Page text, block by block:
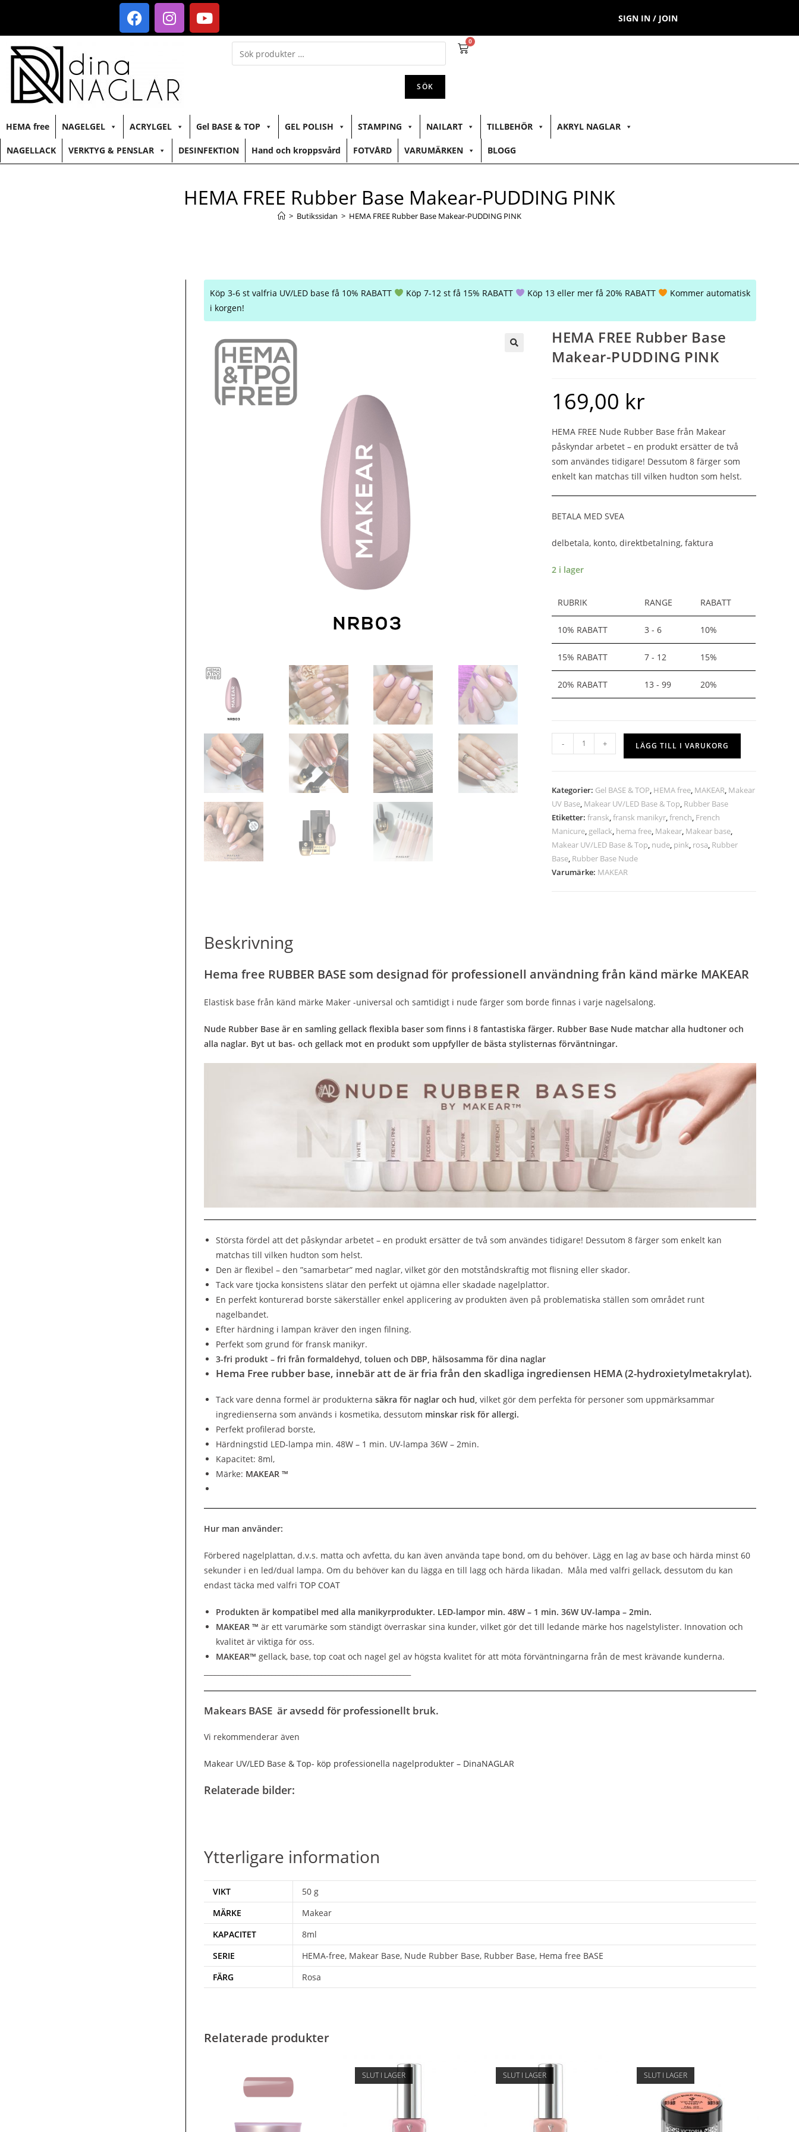
SIGN IN / JOIN
SÖK
0
HEMA free NAGELGEL ACRYLGEL Gel BASE & TOP GEL POLISH STAMPING NAILART TILLBEHÖR AKRYL NAGLAR
NAGELLACK VERKTYG & PENSLAR DESINFEKTION Hand och kroppsvård FOTVÅRD VARUMÄRKEN BLOGG
HEMA FREE Rubber Base Makear-PUDDING PINK
> Butikssidan > HEMA FREE Rubber Base Makear-PUDDING PINK
Köp 3-6 st valfria UV/LED base få 10% RABATT Köp 7-12 st få 15% RABATT Köp 13 eller mer få 20% RABATT
Kommer automatisk
i korgen!
HEMA FREE Rubber Base
Makear-PUDDING PINK
169,00 kr
HEMA FREE Nude Rubber Base från Makear
påskyndar arbetet – en produkt ersätter de två
som användes tidigare! Dessutom 8 färger som
enkelt kan matchas till vilken hudton som helst.
BETALA MED SVEA
delbetala, konto, direktbetalning, faktura
2 i lager
RUBRIK RANGE RABATT
10% RABATT 3 - 6 10%
15% RABATT 7 - 12 15%
20% RABATT 13 - 99 20%
- + LÄGG TILL I VARUKORG
Kategorier: Gel BASE & TOP, HEMA free, MAKEAR, Makear
UV Base, Makear UV/LED Base & Top, Rubber Base
Etiketter:fransk,fransk manikyr,french, French
Manicure, gellack, hema free, Makear, Makear base,
Makear UV/LED Base & Top, nude, pink, rosa, Rubber
Base, Rubber Base Nude
Varumärke: MAKEAR
Beskrivning
Hema free RUBBER BASE som designad för professionell användning från känd märke MAKEAR
Elastisk base från känd märke Maker -universal och samtidigt i nude färger som borde finnas i varje nagelsalong.
Nude Rubber Base är en samling gellack flexibla baser som finns i 8 fantastiska färger. Rubber Base Nude matchar alla hudtoner och
alla naglar. Byt ut bas- och gellack mot en produkt som uppfyller de bästa stylisternas förväntningar.
Största fördel att det påskyndar arbetet – en produkt ersätter de två som användes tidigare! Dessutom 8 färger som enkelt kan
matchas till vilken hudton som helst.
Den är flexibel – den ”samarbetar” med naglar, vilket gör den motståndskraftig mot flisning eller skador.
Tack vare tjocka konsistens slätar den perfekt ut ojämna eller skadade nagelplattor.
En perfekt konturerad borste säkerställer enkel applicering av produkten även på problematiska ställen som området runt
nagelbandet.
Efter härdning i lampan kräver den ingen filning.
Perfekt som grund för fransk manikyr.
3-fri produkt – fri från formaldehyd, toluen och DBP, hälsosamma för dina naglar
Hema Free rubber base, innebär attde är fria från den skadliga ingrediensen HEMA (2-hydroxietylmetakrylat).
Tack vare denna formel är produkterna säkra för naglar och hud, vilket gör dem perfekta för personer som uppmärksammar
ingredienserna som används i kosmetika, dessutom minskar risk för allergi.
Perfekt profilerad borste,
Härdningstid LED-lampa min. 48W – 1 min. UV-lampa 36W – 2min.
Kapacitet: 8ml,
Märke: MAKEAR ™
Hur man använder:
Förbered nagelplattan, d.v.s. matta och avfetta, du kan även använda tape bond, om du behöver. Lägg en lag av base och härda minst 60
sekunder i en led/dual lampa. Om du behöver kan du lägga en till lagg och härda likadan. Måla med valfri gellack, dessutom du kan
endast täcka med valfri TOP COAT
Produkten är kompatibel med alla manikyrprodukter. LED-lampor min. 48W – 1 min. 36W UV-lampa – 2min.
MAKEAR ™ är ett varumärke som ständigt överraskar sina kunder, vilket gör det till ledande märke hos nagelstylister. Innovation och
kvalitet är viktiga för oss.
MAKEAR™ gellack, base, top coat och nagel gel av högsta kvalitet för att möta förväntningarna från de mest krävande kunderna.
Makears BASE är avsedd för professionellt bruk.
Vi rekommenderar även
Makear UV/LED Base & Top- köp professionella nagelprodukter – DinaNAGLAR
Relaterade bilder:
Ytterligare information
VIKT
50 g
MÄRKE
Makear
KAPACITET
8ml
SERIE
HEMA-free, Makear Base, Nude Rubber Base, Rubber Base, Hema free BASE
FÄRG
Rosa
Relaterade produkter
SLUT I LAGER SLUT I LAGER SLUT I LAGER